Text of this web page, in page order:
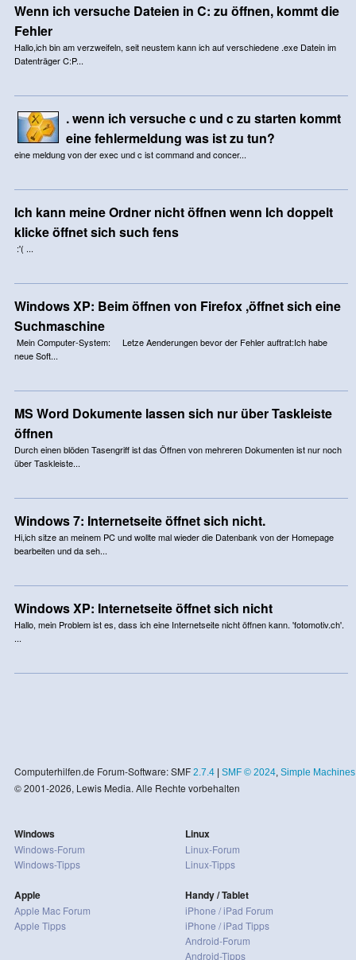
Wenn ich versuche Dateien in C: zu öffnen, kommt die
Fehler
Hallo,ich bin am verzweifeln, seit neustem kann ich auf verschiedene .exe Datein im
Datenträger C:P...
. wenn ich versuche c und c zu starten kommt
eine fehlermeldung was ist zu tun?
eine meldung von der exec und c ist command and concer...
Ich kann meine Ordner nicht öffnen wenn Ich doppelt
klicke öffnet sich such fens
:'( ...
Windows XP: Beim öffnen von Firefox ,öffnet sich eine
Suchmaschine
Mein Computer-System: Letze Aenderungen bevor der Fehler auftrat:Ich habe
neue Soft...
MS Word Dokumente lassen sich nur über Taskleiste
öffnen
Durch einen blöden Tasengriff ist das Öffnen von mehreren Dokumenten ist nur noch
über Taskleiste...
Windows 7: Internetseite öffnet sich nicht.
Hi,ich sitze an meinem PC und wollte mal wieder die Datenbank von der Homepage
bearbeiten und da seh...
Windows XP: Internetseite öffnet sich nicht
Hallo, mein Problem ist es, dass ich eine Internetseite nicht öffnen kann. 'fotomotiv.ch'.
...
Computerhilfen.de Forum-Software: SMF 2.7.4| SMF © 2024, Simple Machines
© 2001-2026, Lewis Media. Alle Rechte vorbehalten
Windows
Windows-Forum
Windows-Tipps
Apple
Apple Mac Forum
Apple Tipps
Linux
Linux-Forum
Linux-Tipps
Handy / Tablet
iPhone / iPad Forum
iPhone / iPad Tipps
Android-Forum
Android-Tipps